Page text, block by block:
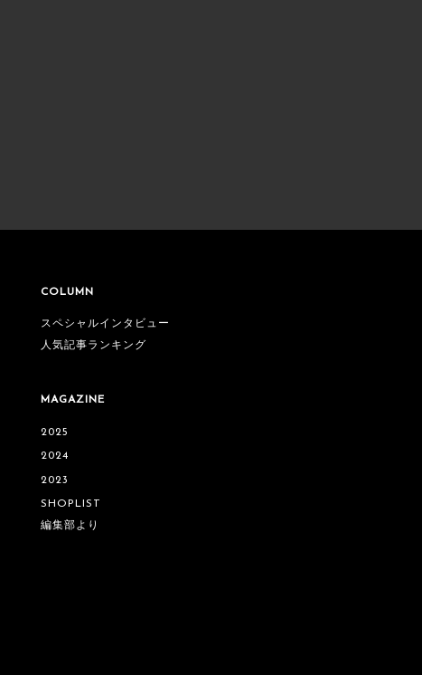
COLUMN
スペシャルインタビュー
人気記事ランキング
MAGAZINE
2025
2024
2023
SHOPLIST
編集部より